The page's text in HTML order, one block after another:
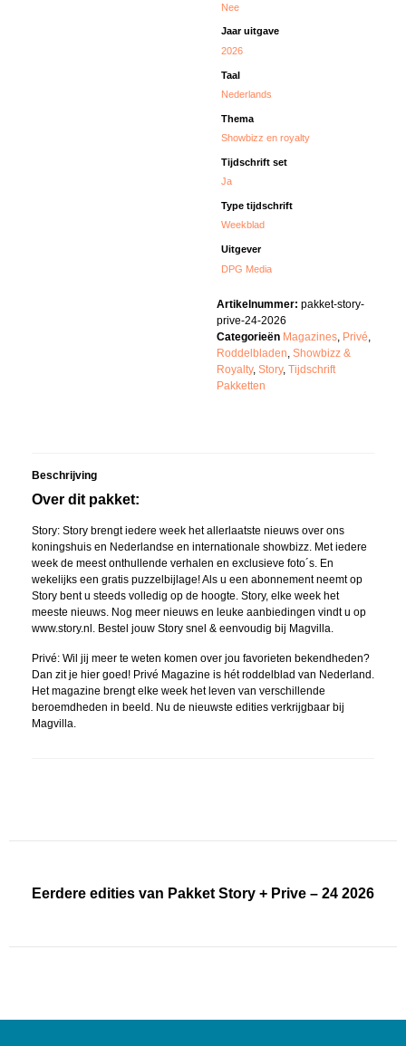
Nee
Jaar uitgave
2026
Taal
Nederlands
Thema
Showbizz en royalty
Tijdschrift set
Ja
Type tijdschrift
Weekblad
Uitgever
DPG Media
Artikelnummer: pakket-story-
prive-24-2026
Categorieën Magazines, Privé,
Roddelbladen, Showbizz &
Royalty, Story, Tijdschrift
Pakketten
Beschrijving
Over dit pakket:
Story: Story brengt iedere week het allerlaatste nieuws over ons
koningshuis en Nederlandse en internationale showbizz. Met iedere
week de meest onthullende verhalen en exclusieve foto´s. En
wekelijks een gratis puzzelbijlage! Als u een abonnement neemt op
Story bent u steeds volledig op de hoogte. Story, elke week het
meeste nieuws. Nog meer nieuws en leuke aanbiedingen vindt u op
www.story.nl. Bestel jouw Story snel & eenvoudig bij Magvilla.
Privé: Wil jij meer te weten komen over jou favorieten bekendheden?
Dan zit je hier goed! Privé Magazine is hét roddelblad van Nederland.
Het magazine brengt elke week het leven van verschillende
beroemdheden in beeld. Nu de nieuwste edities verkrijgbaar bij
Magvilla.
Eerdere edities van Pakket Story + Prive – 24 2026